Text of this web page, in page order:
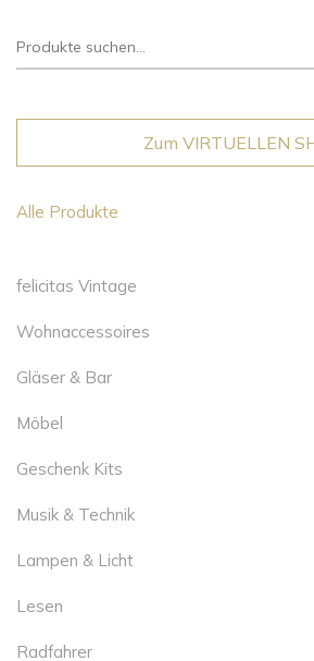
Suche
Zum VIRTUELLEN
Alle Produkte
felicitas Vintage
Wohnaccessoires
Gläser & Bar
Möbel
Geschenk Kits
Musik & Technik
Lampen & Licht
Lesen
Radfahrer